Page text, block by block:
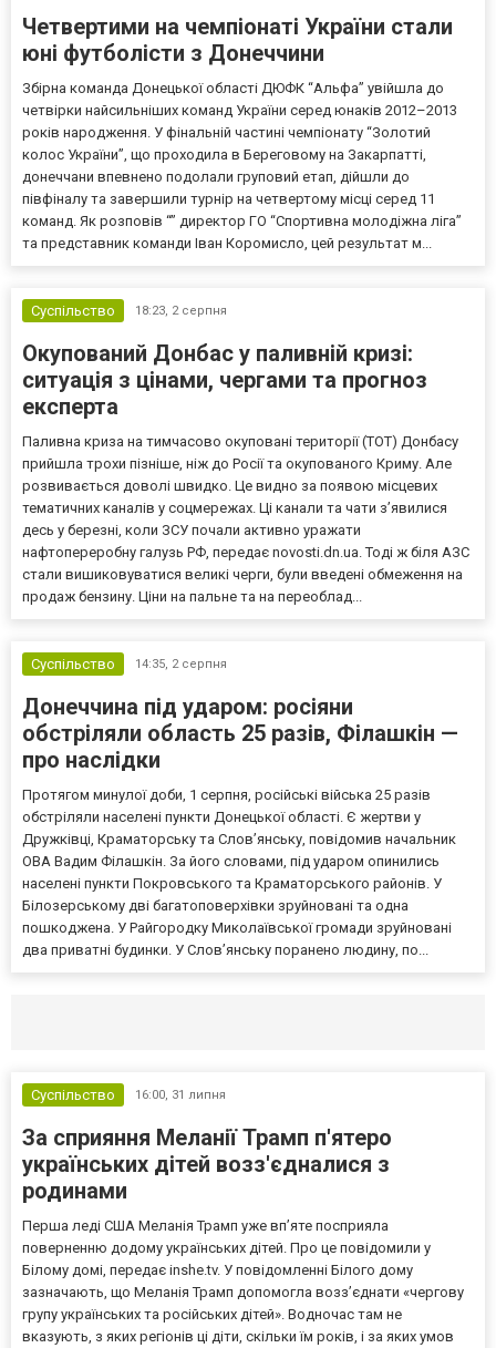
Четвертими на чемпіонаті України стали
юні футболісти з Донеччини
Збірна команда Донецької області ДЮФК “Альфа” увійшла до
четвірки найсильніших команд України серед юнаків 2012–2013
років народження. У фінальній частині чемпіонату “Золотий
колос України”, що проходила в Береговому на Закарпатті,
донеччани впевнено подолали груповий етап, дійшли до
півфіналу та завершили турнір на четвертому місці серед 11
команд. Як розповів “” директор ГО “Спортивна молодіжна ліга”
та представник команди Іван Коромисло, цей результат м...
Суспільство 18:23, 2 серпня
Окупований Донбас у паливній кризі:
ситуація з цінами, чергами та прогноз
експерта
Паливна криза на тимчасово окуповані території (ТОТ) Донбасу
прийшла трохи пізніше, ніж до Росії та окупованого Криму. Але
розвивається доволі швидко. Це видно за появою місцевих
тематичних каналів у соцмережах. Ці канали та чати з’явилися
десь у березні, коли ЗСУ почали активно уражати
нафтопереробну галузь РФ, передає novosti.dn.ua. Тоді ж біля АЗС
стали вишиковуватися великі черги, були введені обмеження на
продаж бензину. Ціни на пальне та на переоблад...
Суспільство 14:35, 2 серпня
Донеччина під ударом: росіяни
обстріляли область 25 разів, Філашкін —
про наслідки
Протягом минулої доби, 1 серпня, російські війська 25 разів
обстріляли населені пункти Донецької області. Є жертви у
Дружківці, Краматорську та Слов’янську, повідомив начальник
ОВА Вадим Філашкін. За його словами, під ударом опинились
населені пункти Покровського та Краматорського районів. У
Білозерському дві багатоповерхівки зруйновані та одна
пошкоджена. У Райгородку Миколаївської громади зруйновані
два приватні будинки. У Слов’янську поранено людину, по...
Суспільство 16:00, 31 липня
За сприяння Меланії Трамп п'ятеро
українських дітей возз'єдналися з
родинами
Перша леді США Меланія Трамп уже впʼяте посприяла
поверненню додому українських дітей. Про це повідомили у
Білому домі, передає inshe.tv. У повідомленні Білого дому
зазначають, що Меланія Трамп допомогла возз’єднати «чергову
групу українських та російських дітей». Водночас там не
вказують, з яких регіонів ці діти, скільки їм років, і за яких умов